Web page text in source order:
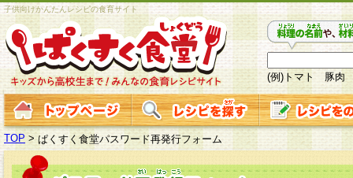
子供向けかんたんレシピの食育サイト
(例)トマト 豚肉
TOP > ぱくすく食堂パスワード再発行フォーム